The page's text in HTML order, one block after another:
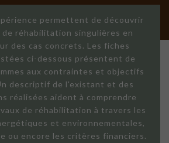
permettent de découvrir
réhabilitation singulières en
des cas concrets. Les fiches
ci-dessous présentent de
aux contraintes et objectifs
descriptif de l'existant et des
réalisées aident à comprendre
de réhabilitation à travers les
et environnementales,
ou encore les critères financiers.